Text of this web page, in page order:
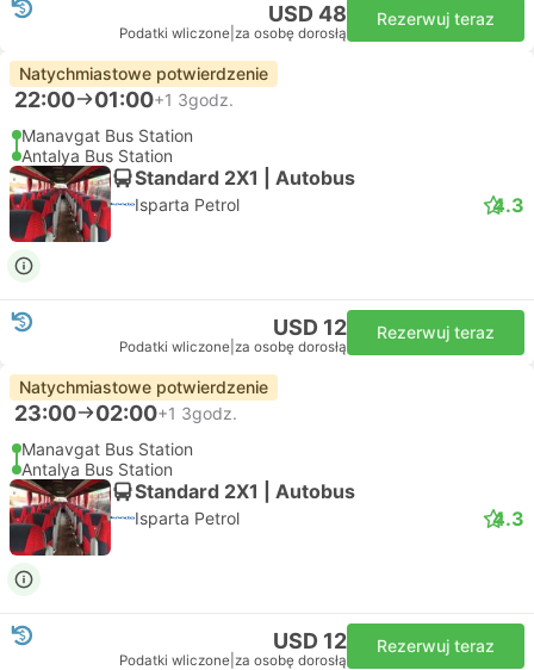
USD 48
Podatki wliczone za osobę dorosłą
Rezerwuj teraz
Natychmiastowe potwierdzenie
22:00 01:00+1 3godz.
Manavgat Bus Station
Antalya Bus Station
Standard 2X1 | Autobus
Isparta Petrol 4.3
USD 12
Podatki wliczone za osobę dorosłą
Rezerwuj teraz
Natychmiastowe potwierdzenie
23:00 02:00+1 3godz.
Manavgat Bus Station
Antalya Bus Station
Standard 2X1 | Autobus
Isparta Petrol 4.3
USD 12
Podatki wliczone za osobę dorosłą
Rezerwuj teraz